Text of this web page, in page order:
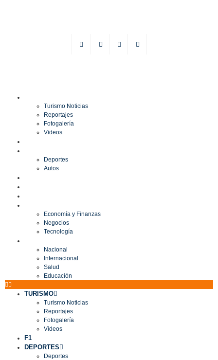
Turismo Noticias
Reportajes
Fotogalería
Videos
Deportes
Autos
Economía y Finanzas
Negocios
Tecnología
Nacional
Internacional
Salud
Educación
TURISMO
Turismo Noticias
Reportajes
Fotogalería
Videos
F1
DEPORTES
Deportes